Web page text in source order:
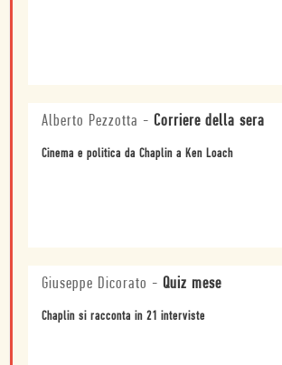
Alberto Pezzotta - Corriere della sera
Cinema e politica da Chaplin a Ken Loach
Giuseppe Dicorato - Quiz mese
Chaplin si racconta in 21 interviste